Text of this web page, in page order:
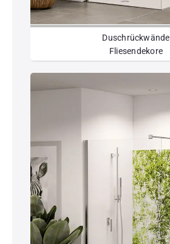
Duschrückwände
Fliesendekore